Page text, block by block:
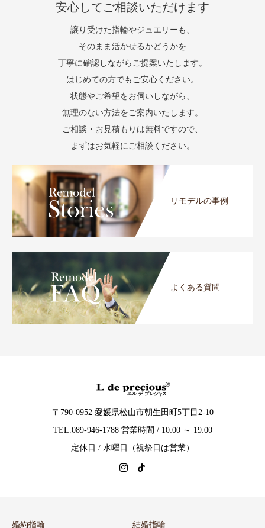
安心してご相談いただけます
譲り受けた指輪やジュエリーも、
そのまま活かせるかどうかを
丁寧に確認しながらご提案いたします。
はじめての方でもご安心ください。
状態やご希望をお伺いしながら、
無理のない方法をご案内いたします。
ご相談・お見積もりは無料ですので、
まずはお気軽にご相談ください。
リモデルの事例
よくある質問
〒790-0952 愛媛県松山市朝生田町5丁目2-10
TEL.089-946-1788 営業時間 / 10:00 ～ 19:00
定休日 / 水曜日（祝祭日は営業）
婚約指輪 結婚指輪